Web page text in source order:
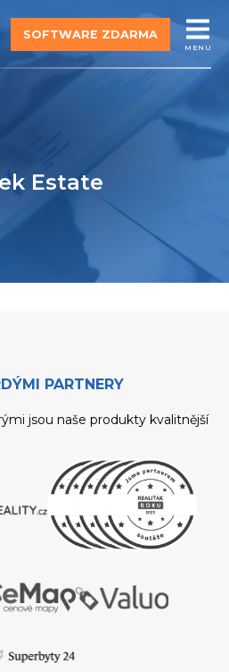
SOFTWARE ZDARMA
MENU
Estate
PARTNERY
jsou naše produkty kvalitnější